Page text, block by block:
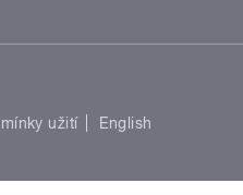
užití
English